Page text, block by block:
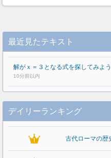
最近見たテキスト
解がｘ＝３となる式を探してみよう
10分前以内
デイリーランキング
古代ローマの